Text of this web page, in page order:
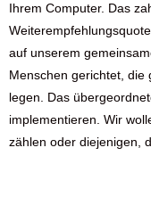
Ihrem Computer. Das
auf unserem
Menschen gerichtet, die
legen. Das
implementieren. Wir
zählen oder diejenigen,